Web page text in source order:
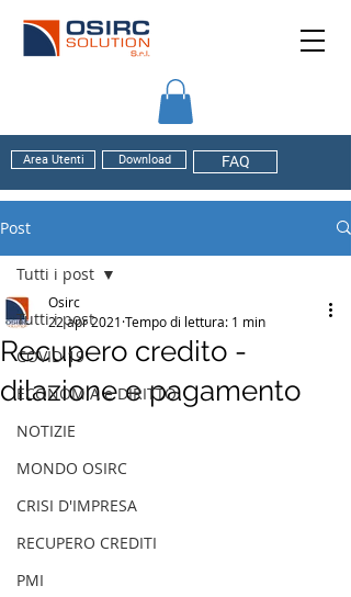
Area Utenti Download FAQ
Post
Tutti i post
COVID 19
ECONOMIA e DIRITTO
NOTIZIE
MONDO OSIRC
CRISI D'IMPRESA
RECUPERO CREDITI
PMI
Tutti i post
Recupero credito -
dilazione e pagamento
Osirc
22 apr 2021 Tempo di lettura: 1 min